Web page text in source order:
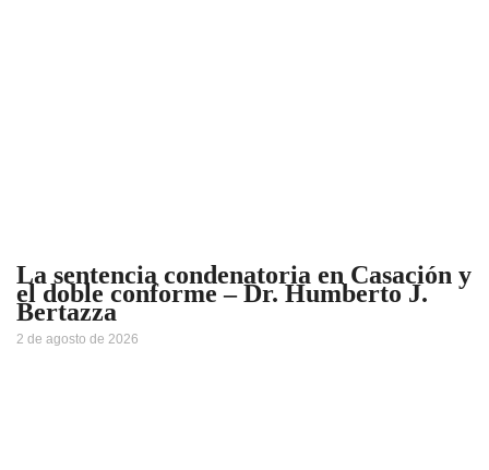
La sentencia condenatoria en Casación y
el doble conforme – Dr. Humberto J.
Bertazza
2 de agosto de 2026